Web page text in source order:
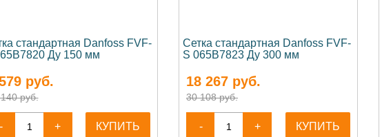
стандартная Danfoss FVF-
Ду 150 мм
руб.
руб.
- + КУПИТЬ
Сетка стандартная Danfoss FVF-
S 065B7823 Ду 300 мм
18 267 руб.
30 108 руб.
- + КУПИТЬ